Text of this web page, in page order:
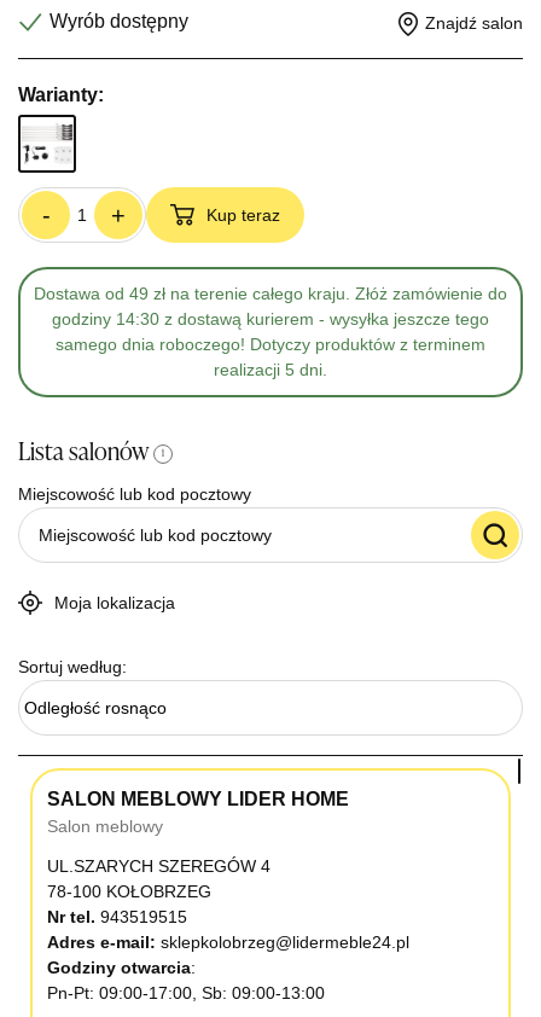
Wyrób dostępny
Znajdź salon
Warianty:
- + Kup teraz
Dostawa od 49 zł na terenie całego kraju. Złóż zamówienie do
godziny 14:30 z dostawą kurierem - wysyłka jeszcze tego
samego dnia roboczego! Dotyczy produktów z terminem
realizacji 5 dni.
Lista salonów i
Miejscowość lub kod pocztowy
Moja lokalizacja
Sortuj według:
Odległość rosnąco
SALON MEBLOWY LIDER HOME
Salon meblowy
UL.SZARYCH SZEREGÓW 4
78-100 KOŁOBRZEG
Nr tel. 943519515
Adres e-mail: sklepkolobrzeg@lidermeble24.pl
Godziny otwarcia
Pn-Pt: 09:00-17:00, Sb: 09:00-13:00